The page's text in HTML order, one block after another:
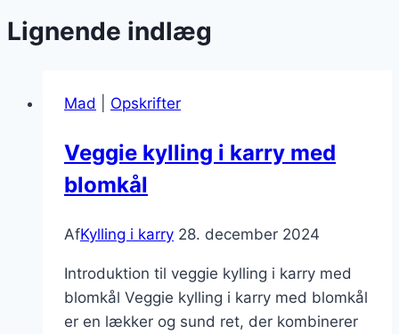
Lignende indlæg
Mad Opskrifter
Veggie kylling i karry med
blomkål
AfKylling i karry 28. december 2024
Introduktion til veggie kylling i karry med
blomkål Veggie kylling i karry med blomkål
er en lækker og sund ret, der kombinerer